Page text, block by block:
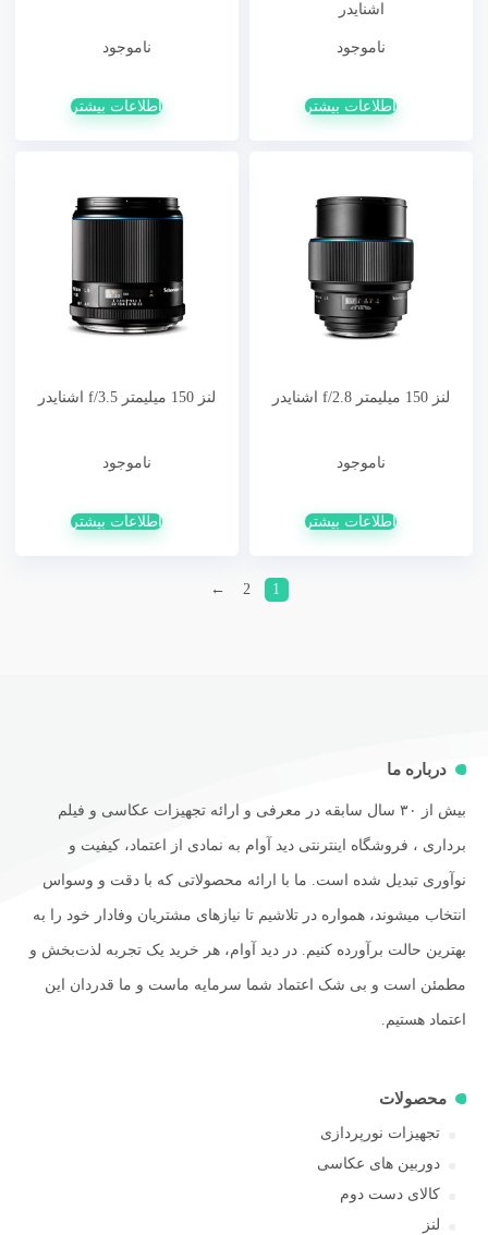
اشنایدر
ناموجود
اطلاعات بیشتر
ناموجود
اطلاعات بیشتر
لنز 150 میلیمتر f/2.8 اشنایدر
ناموجود
اطلاعات بیشتر
لنز 150 میلیمتر f/3.5 اشنایدر
ناموجود
اطلاعات بیشتر
1
2
←
درباره ما
بیش از ۳۰ سال سابقه در معرفی و ارائه تجهیزات عکاسی و فیلم
برداری ، فروشگاه اینترنتی دید آوام به نمادی از اعتماد، کیفیت و
نوآوری تبدیل شده است. ما با ارائه محصولاتی که با دقت و وسواس
انتخاب میشوند، همواره در تلاشیم تا نیازهای مشتریان وفادار خود را به
بهترین حالت برآورده کنیم. در دید آوام، هر خرید یک تجربه لذت‌بخش و
مطمئن است و بی شک اعتماد شما سرمایه ماست و ما قدردان این
اعتماد هستیم.
محصولات
تجهیزات نورپردازی
دوربین های عکاسی
کالای دست دوم
لنز